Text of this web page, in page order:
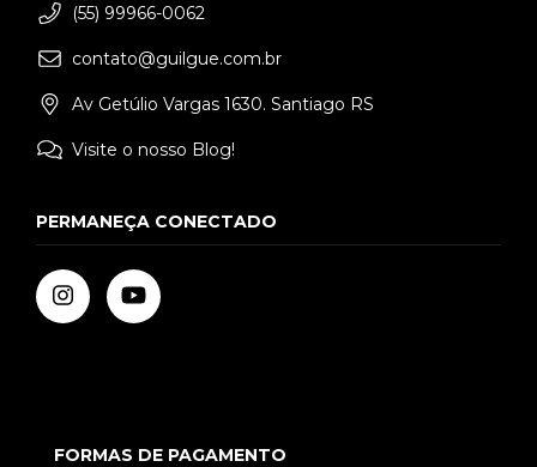
(55) 99966-0062
contato@guilgue.com.br
Av Getúlio Vargas 1630. Santiago RS
Visite o nosso Blog!
PERMANEÇA CONECTADO
FORMAS DE PAGAMENTO